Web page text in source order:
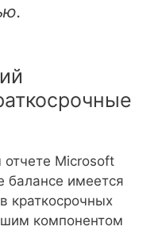
Microsoft
балансе имеется
краткосрочных
компонентом